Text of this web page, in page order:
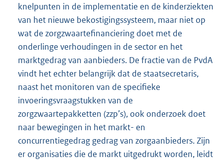
knelpunten in de implementatie en de kinderziekten
van het nieuwe bekostigingssysteem, maar niet op
wat de zorgzwaartefinanciering doet met de
onderlinge verhoudingen in de sector en het
marktgedrag van aanbieders. De fractie van de PvdA
vindt het echter belangrijk dat de staatsecretaris,
naast het monitoren van de specifieke
invoeringsvraagstukken van de
zorgzwaartepakketten (zzp’s), ook onderzoek doet
naar bewegingen in het markt- en
concurrentiegedrag gedrag van zorgaanbieders. Zijn
er organisaties die de markt uitgedrukt worden, leidt